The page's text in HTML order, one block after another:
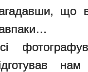
що
фотогр